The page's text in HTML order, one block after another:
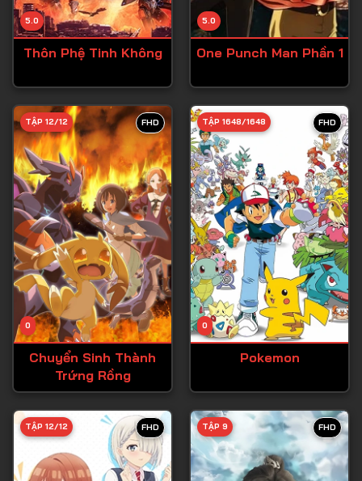
Tập 14
Tập 15
Tập 17
Tập 18
Tập 19
Tập 20
Tập 21
Tập 22
Tập 23
Tập 24
Tập 25
Tập 26
Tập 29
Tập 30
5.0
Thôn Phệ Tinh Không
5.0
One Punch Man Phần 1
FHD
0
TẬP 12/12
Chuyển Sinh Thành
Trứng Rồng
FHD
0
TẬP 1648/1648
Pokemon
FHD
TẬP 12/12 FHD
TẬP 9